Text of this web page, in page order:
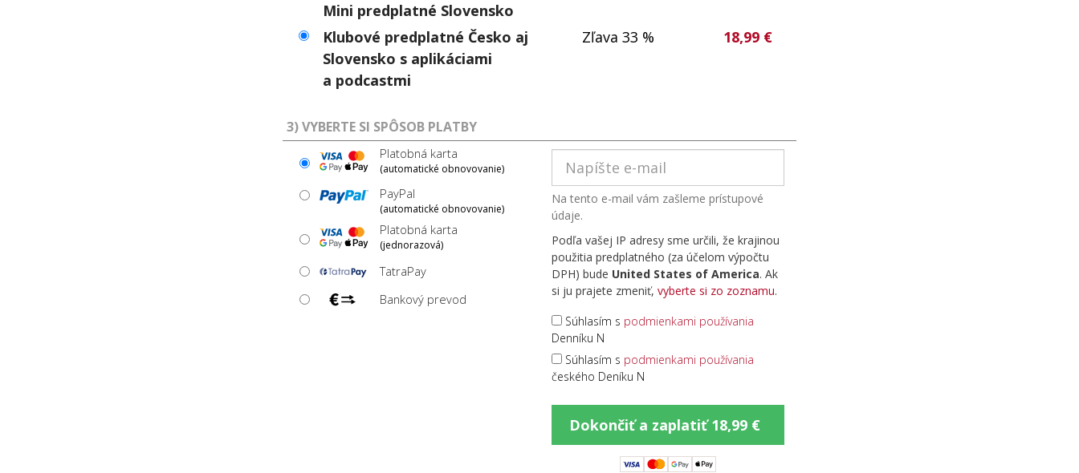
Mini predplatné Slovensko
Klubové predplatné Česko aj
Slovensko s aplikáciami
a podcastmi
Zľava 33 % 18,99 €
3) VYBERTE SI SPÔSOB PLATBY
Platobná karta
(automatické obnovovanie)
PayPal
(automatické obnovovanie)
Platobná karta
(jednorazová)
TatraPay
Bankový prevod
Na tento e-mail vám zašleme prístupové
údaje.
Podľa vašej IP adresy sme určili, že krajinou
použitia predplatného (za účelom výpočtu
DPH) bude United States of America. Ak
si ju prajete zmeniť, vyberte si zo zoznamu.
Súhlasím s podmienkami používania
Denníku N
Súhlasím s podmienkami používania
českého Deníku N
Dokončiť a zaplatiť 18,99 €